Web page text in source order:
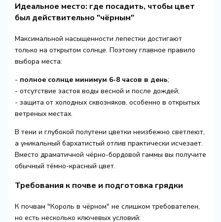
Идеальное место: где посадить, чтобы цвет
был действительно "чёрным"
Максимальной насыщенности лепестки достигают
только на открытом солнце. Поэтому главное правило
выбора места:
- полное солнце минимум 6-8 часов в день;
- отсутствие застоя воды весной и после дождей;
- защита от холодных сквозняков, особенно в открытых
ветреных местах.
В тени и глубокой полутени цветки неизбежно светлеют,
а уникальный бархатистый отлив практически исчезает.
Вместо драматичной чёрно-бордовой гаммы вы получите
обычный тёмно-красный цвет.
Требования к почве и подготовка грядки
К почвам "Король в чёрном" не слишком требователен,
но есть несколько ключевых условий: